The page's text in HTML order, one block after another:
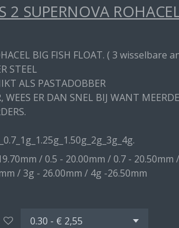
2 SUPERNOVA
BIG FISH FLOAT. ( 3 wisselbare
STEEL
ALS PASTADOBBER
WEES ER DAN SNEL BIJ WANT
/ 0.5 - 20.00mm / 0.7 -
/ 3g - 26.00mm / 4g -26.50mm